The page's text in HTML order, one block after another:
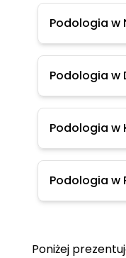
Podologia w
Podologia w
Podologia w
Podologia w
Poniżej